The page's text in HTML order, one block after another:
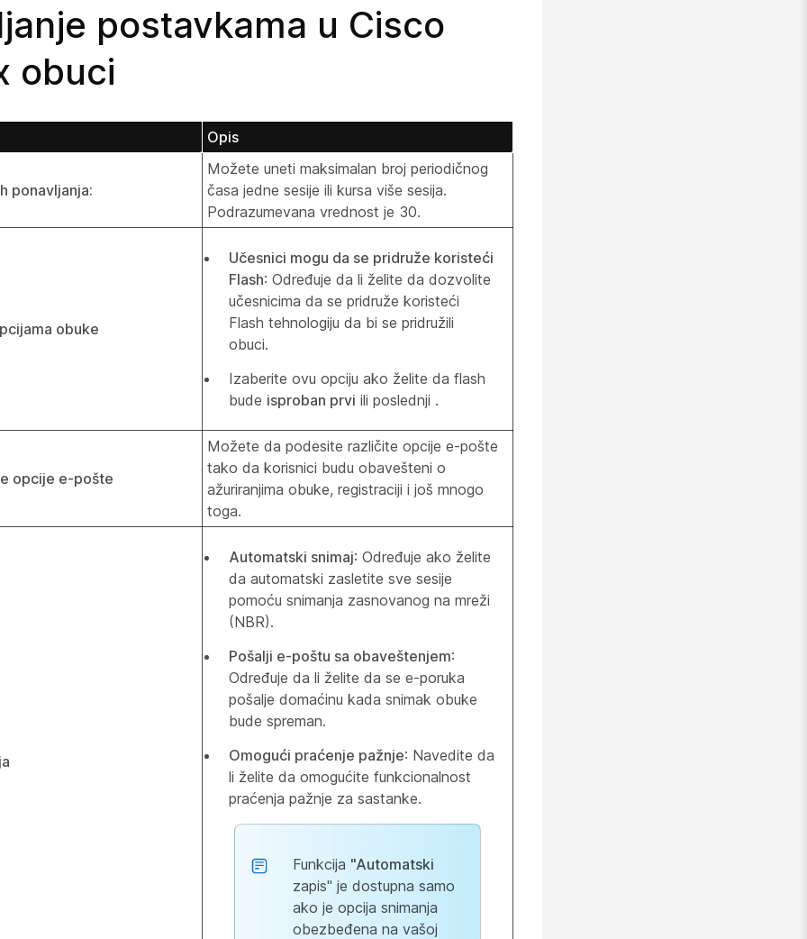
postavkama u Cisco
obuci
Opis
ponavljanja:
Možete uneti maksimalan broj periodičnog
časa jedne sesije ili kursa više sesija.
Podrazumevana vrednost je 30.
obuke
Učesnici mogu da se pridruže koristeći
Flash: Određuje da li želite da dozvolite
učesnicima da se pridruže koristeći
Flash tehnologiju da bi se pridružili
obuci.
Izaberite ovu opciju ako želite da flash
bude isproban prvi ili poslednji .
opcije e-pošte
Možete da podesite različite opcije e-pošte
tako da korisnici budu obavešteni o
ažuriranjima obuke, registraciji i još mnogo
toga.
Automatski snimaj: Određuje ako želite
da automatski zasletite sve sesije
pomoću snimanja zasnovanog na mreži
(NBR).
Pošalji e-poštu sa obaveštenjem:
Određuje da li želite da se e-poruka
pošalje domaćinu kada snimak obuke
bude spreman.
Omogući praćenje pažnje: Navedite da
li želite da omogućite funkcionalnost
praćenja pažnje za sastanke.
Funkcija "Automatski
zapis" je dostupna samo
ako je opcija snimanja
obezbeđena na vašoj